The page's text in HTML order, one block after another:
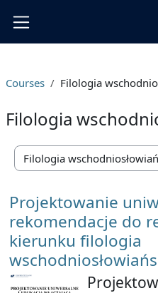
Courses Filologia
Filologia
Course categories
Projektowanie
rekomendacje do
kierunku filologia